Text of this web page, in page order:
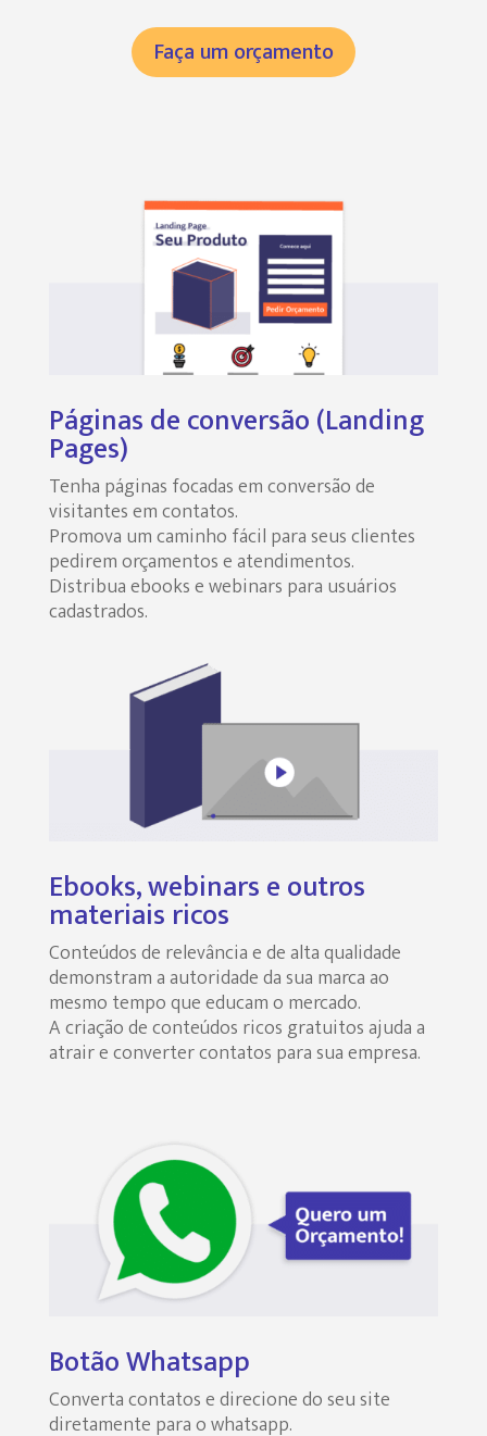
Faça um orçamento
Páginas de conversão (Landing
Pages)
Tenha páginas focadas em conversão de
visitantes em contatos.
Promova um caminho fácil para seus clientes
pedirem orçamentos e atendimentos.
Distribua ebooks e webinars para usuários
cadastrados.
Ebooks, webinars e outros
materiais ricos
Conteúdos de relevância e de alta qualidade
demonstram a autoridade da sua marca ao
mesmo tempo que educam o mercado.
A criação de conteúdos ricos gratuitos ajuda a
atrair e converter contatos para sua empresa.
Botão Whatsapp
Converta contatos e direcione do seu site
diretamente para o whatsapp.